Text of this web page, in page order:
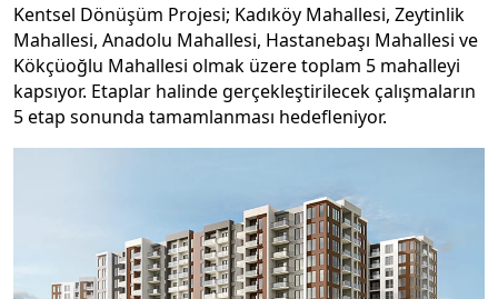
Kentsel Dönüşüm Projesi; Kadıköy Mahallesi, Zeytinlik
Mahallesi, Anadolu Mahallesi, Hastanebaşı Mahallesi ve
Kökçüoğlu Mahallesi olmak üzere toplam 5 mahalleyi
kapsıyor. Etaplar halinde gerçekleştirilecek çalışmaların
5 etap sonunda tamamlanması hedefleniyor.